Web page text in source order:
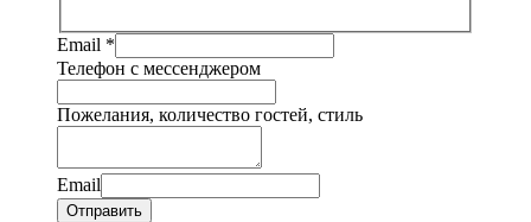
Email *
Телефон с мессенджером
Пожелания, количество гостей, стиль
Email
Отправить